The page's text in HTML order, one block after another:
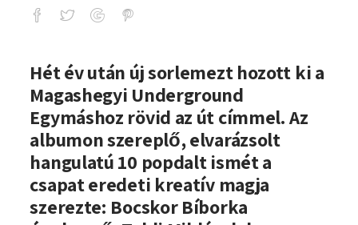
Tiszta és okos a Magashegyi
Hét év után új sorlemezt hozott ki a
Magashegyi Underground
Egymáshoz rövid az út címmel. Az
albumon szereplő, elvarázsolt
hangulatú 10 popdalt ismét a
csapat eredeti kreatív magja
szerezte: Bocskor Bíborka